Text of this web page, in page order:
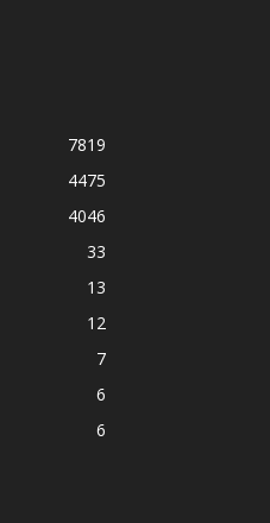
7819
4475
4046
33
13
12
7
6
6